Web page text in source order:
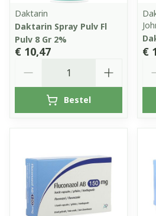
Daktarin
Daktarin Spray Pulv Fl
Pulv 8 Gr 2%
€ 10,47
Bestel
€